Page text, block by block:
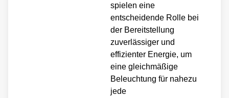
spielen eine
entscheidende Rolle bei
der Bereitstellung
zuverlässiger und
effizienter Energie, um
eine gleichmäßige
Beleuchtung für nahezu
jede